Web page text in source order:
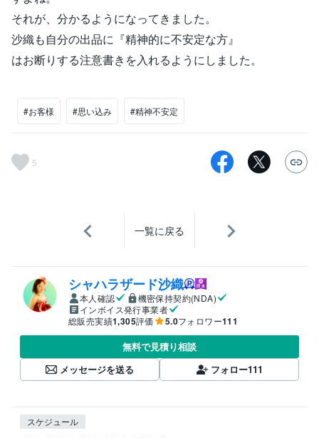
それが、分かるようになってきました。
沙織も自分の出品に『精神的に不安定な方』
はお断りする注意書きを入れるようにしました。
#お客様 #思い込み #精神不安定
5
一覧に戻る
シャハラザード沙織
本人確認
機密保持契約(NDA)
インボイス発行事業者
総販売実績1,305評価 5.0フォロワー111
無料で見積り相談
メッセージを送る
フォロー111
スケジュール